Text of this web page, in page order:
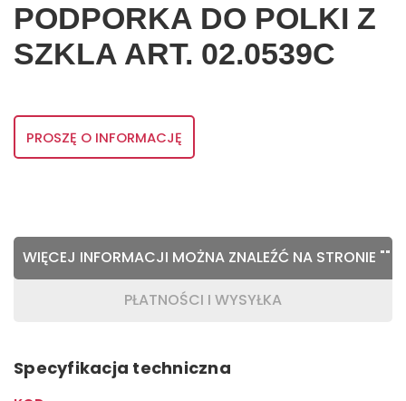
PODPORKA DO POLKI Z
SZKLA ART. 02.0539C
PROSZĘ O INFORMACJĘ
WIĘCEJ INFORMACJI MOŻNA ZNALEŹĆ NA STRONIE ""
PŁATNOŚCI I WYSYŁKA
Specyfikacja techniczna